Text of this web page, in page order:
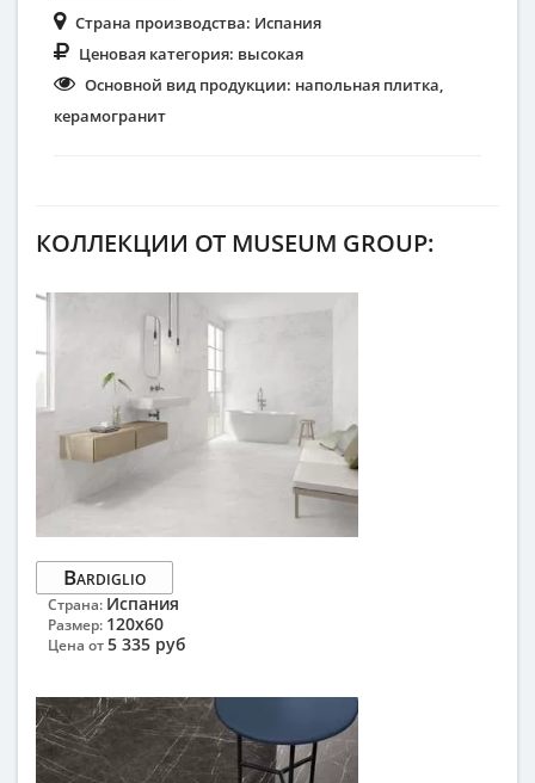
Страна производства: Испания
Ценовая категория: высокая
Основной вид продукции: напольная плитка,
керамогранит
КОЛЛЕКЦИИ ОТ MUSEUM GROUP:
Bardiglio
Страна: Испания
Размер: 120x60
Цена от5 335 руб